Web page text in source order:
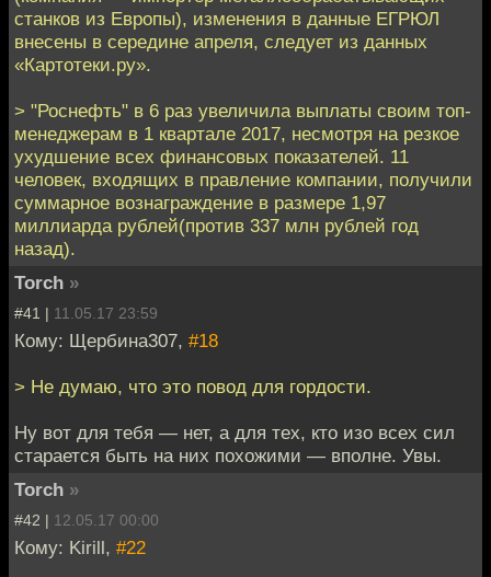
станков из Европы), изменения в данные ЕГРЮЛ
внесены в середине апреля, следует из данных
«Картотеки.ру».
> "Роснефть" в 6 раз увеличила выплаты своим топ-
менеджерам в 1 квартале 2017, несмотря на резкое
ухудшение всех финансовых показателей. 11
человек, входящих в правление компании, получили
суммарное вознаграждение в размере 1,97
миллиарда рублей(против 337 млн рублей год
назад).
Torch »
#41 | 11.05.17 23:59
Кому: Щербина307, #18
> Не думаю, что это повод для гордости.
Ну вот для тебя — нет, а для тех, кто изо всех сил
старается быть на них похожими — вполне. Увы.
Torch »
#42 | 12.05.17 00:00
Кому: Kirill, #22